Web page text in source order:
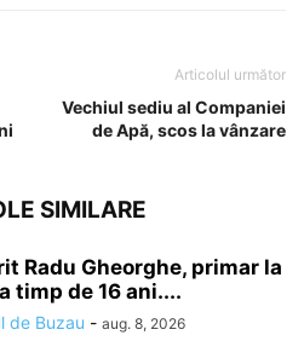
Articolul următor
Vechiul sediu al Companiei
de Apă, scos la vânzare
SIMILARE
Radu Gheorghe, primar la
timp de 16 ani....
de Buzau - aug. 8, 2026